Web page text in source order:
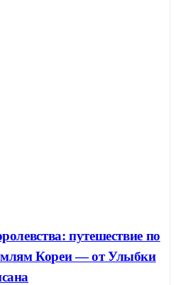
путешествие по
Кореи — от Улыбки